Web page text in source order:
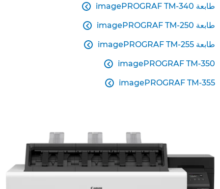
طابعة imagePROGRAF TM-340 
طابعة imagePROGRAF TM-250 
طابعة imagePROGRAF TM-255 
imagePROGRAF TM-350

imagePROGRAF TM-355
